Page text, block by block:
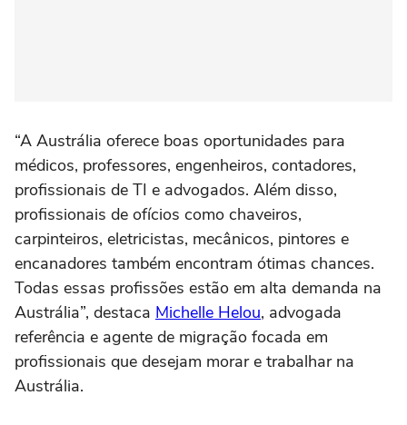
“A Austrália oferece boas oportunidades para
médicos, professores, engenheiros, contadores,
profissionais de TI e advogados. Além disso,
profissionais de ofícios como chaveiros,
carpinteiros, eletricistas, mecânicos, pintores e
encanadores também encontram ótimas chances.
Todas essas profissões estão em alta demanda na
Austrália”, destaca Michelle Helou, advogada
referência e agente de migração focada em
profissionais que desejam morar e trabalhar na
Austrália.